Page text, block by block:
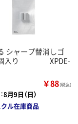
シャープ替消しゴ
入り XPDE-
￥88（税込）
8月9日（日）
ル在庫商品